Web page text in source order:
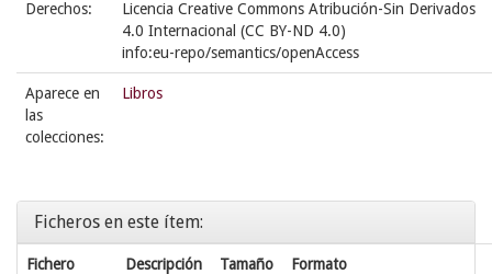
Derechos:
Licencia Creative Commons Atribución-Sin Derivados
4.0 Internacional (CC BY-ND 4.0)
info:eu-repo/semantics/openAccess
Aparece en
las
colecciones:
Libros
Ficheros en este ítem:
Fichero Descripción Tamaño Formato